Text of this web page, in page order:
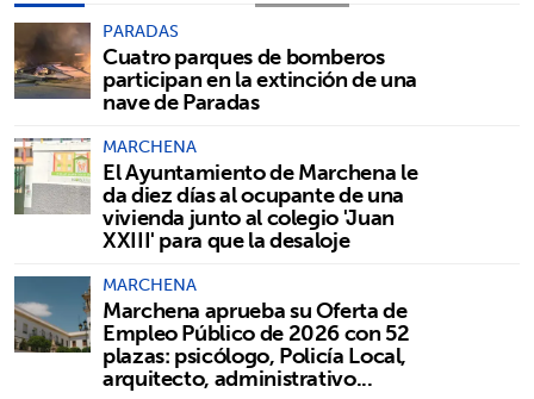
PARADAS
Cuatro parques de bomberos
participan en la extinción de una
nave de Paradas
MARCHENA
El Ayuntamiento de Marchena le
da diez días al ocupante de una
vivienda junto al colegio 'Juan
XXIII' para que la desaloje
MARCHENA
Marchena aprueba su Oferta de
Empleo Público de 2026 con 52
plazas: psicólogo, Policía Local,
arquitecto, administrativo...